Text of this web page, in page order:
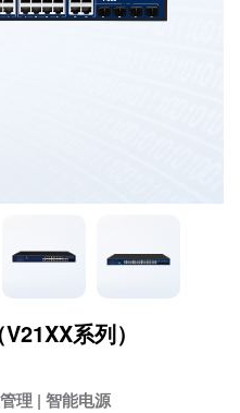
系列）
理 | 智能电源